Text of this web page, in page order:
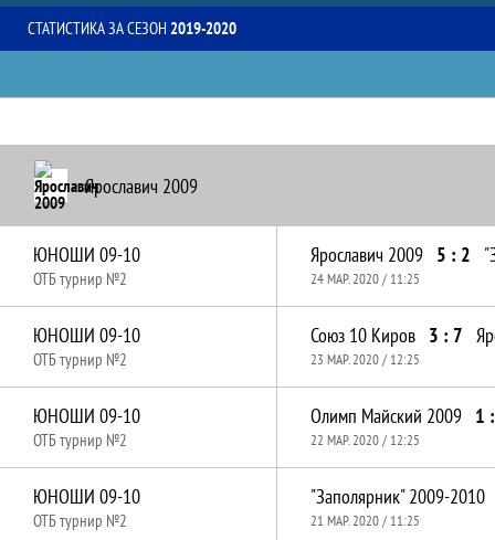
СТАТИСТИКА ЗА СЕЗОН 2019-2020
Ярославич 2009
ЮНОШИ 09-10
ОТБ турнир №2
Ярославич 2009 5 : 2
24 МАР. 2020 / 11:25
ЮНОШИ 09-10
ОТБ турнир №2
Союз 10 Киров 3 : 7
23 МАР. 2020 / 12:25
ЮНОШИ 09-10
ОТБ турнир №2
Олимп Майский 2009 1
22 МАР. 2020 / 12:25
ЮНОШИ 09-10
ОТБ турнир №2
"Заполярник" 2009-2010
21 МАР. 2020 / 11:25